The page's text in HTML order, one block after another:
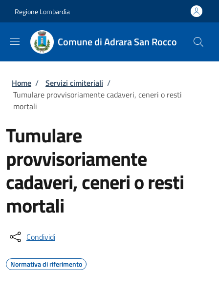
Regione Lombardia
Comune di Adrara San Rocco
Briciole di pane
Home / Servizi cimiteriali /
Tumulare provvisoriamente cadaveri, ceneri o resti
mortali
Tumulare
provvisoriamente
cadaveri, ceneri o resti
mortali
Condividi
Normativa di riferimento